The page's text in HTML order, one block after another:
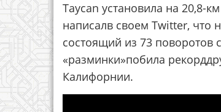
Taycan установила на 20,8-
написалв своем Twitter, что
состоящий из 73 поворотов
«разминки»побила
Калифорнии.